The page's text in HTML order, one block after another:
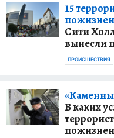
15
Сити
вынесли
ПРОИСШЕСТВИЯ
В каких